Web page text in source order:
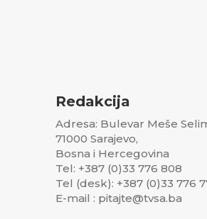
Redakcija
Adresa: Bulevar Meše
71000 Sarajevo,
Bosna i Hercegovina
Tel: +387 (0)33 776 808
Tel (desk): +387 (0)33 776
E-mail : pitajte@tvsa.ba